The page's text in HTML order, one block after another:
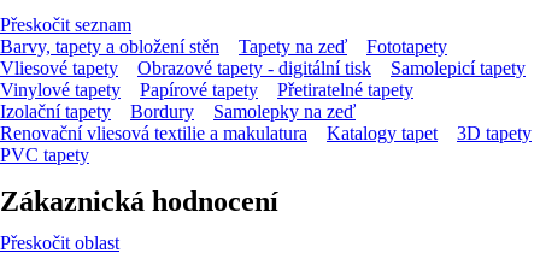
Přeskočit seznam
Barvy, tapety a obložení stěn
Tapety na zeď
Fototapety
Vliesové tapety
Obrazové tapety - digitální tisk
Samolepicí tapety
Vinylové tapety
Papírové tapety
Přetiratelné tapety
Izolační tapety
Bordury
Samolepky na zeď
Renovační vliesová textilie a makulatura
Katalogy tapet
3D tapety
PVC tapety
Zákaznická hodnocení
Přeskočit oblast